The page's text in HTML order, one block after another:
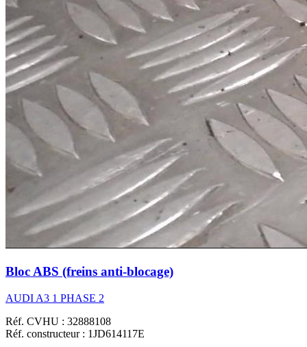
Bloc ABS (freins anti-blocage)
AUDI A3 1 PHASE 2
Réf. CVHU : 32888108
Réf. constructeur : 1JD614117E